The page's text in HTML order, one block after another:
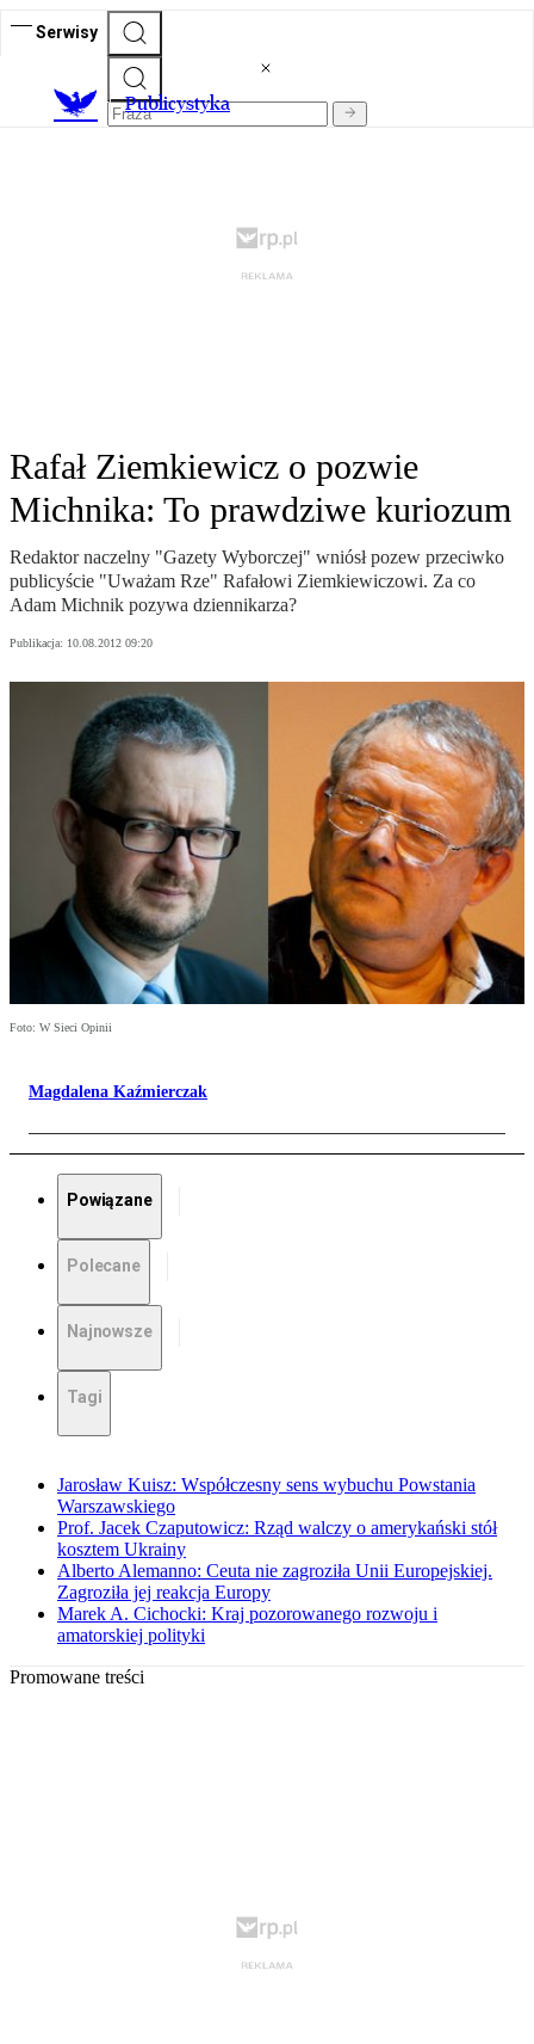
Serwisy
Publicystyka
Rafał Ziemkiewicz o pozwie
Michnika: To prawdziwe kuriozum
Redaktor naczelny "Gazety Wyborczej" wniósł pozew przeciwko
publicyście "Uważam Rze" Rafałowi Ziemkiewiczowi. Za co
Adam Michnik pozywa dziennikarza?
Publikacja: 10.08.2012 09:20
Foto: W Sieci Opinii
Magdalena Kaźmierczak
Powiązane
Polecane
Najnowsze
Tagi
Jarosław Kuisz: Współczesny sens wybuchu Powstania
Warszawskiego
Prof. Jacek Czaputowicz: Rząd walczy o amerykański stół
kosztem Ukrainy
Alberto Alemanno: Ceuta nie zagroziła Unii Europejskiej.
Zagroziła jej reakcja Europy
Marek A. Cichocki: Kraj pozorowanego rozwoju i
amatorskiej polityki
Promowane treści